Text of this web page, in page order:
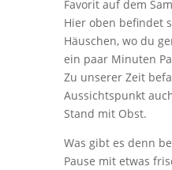
Favorit auf dem
Hier oben befindet
Häuschen, wo du
ein paar Minuten
Zu unserer Zeit
Aussichtspunkt
Stand mit Obst.
Was gibt es denn
Pause mit etwas